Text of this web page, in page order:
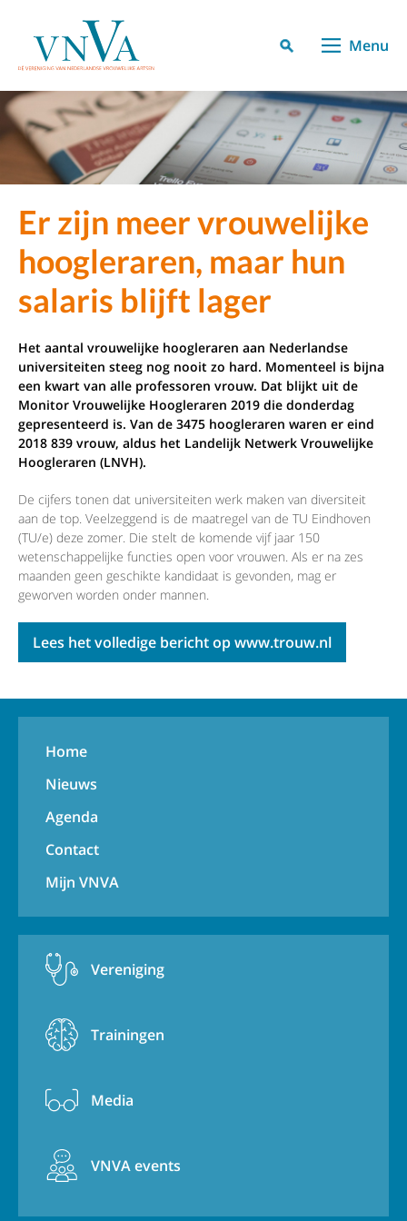
Menu
Er zijn meer vrouwelijke
hoogleraren, maar hun
salaris blijft lager
Het aantal vrouwelijke hoogleraren aan Nederlandse
universiteiten steeg nog nooit zo hard. Momenteel is bijna
een kwart van alle professoren vrouw. Dat blijkt uit de
Monitor Vrouwelijke Hoogleraren 2019 die donderdag
gepresenteerd is. Van de 3475 hoogleraren waren er eind
2018 839 vrouw, aldus het Landelijk Netwerk Vrouwelijke
Hoogleraren (LNVH).
De cijfers tonen dat universiteiten werk maken van diversiteit
aan de top. Veelzeggend is de maatregel van de TU Eindhoven
(TU/e) deze zomer. Die stelt de komende vijf jaar 150
wetenschappelijke functies open voor vrouwen. Als er na zes
maanden geen geschikte kandidaat is gevonden, mag er
geworven worden onder mannen.
Lees het volledige bericht op www.trouw.nl
Home
Nieuws
Agenda
Contact
Mijn VNVA
Vereniging
Trainingen
Media
VNVA events